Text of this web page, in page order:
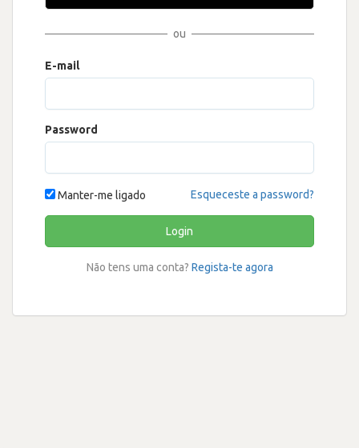
ou
E-mail
Password
Manter-me ligado Esqueceste a password?
Login
Não tens uma conta? Regista-te agora